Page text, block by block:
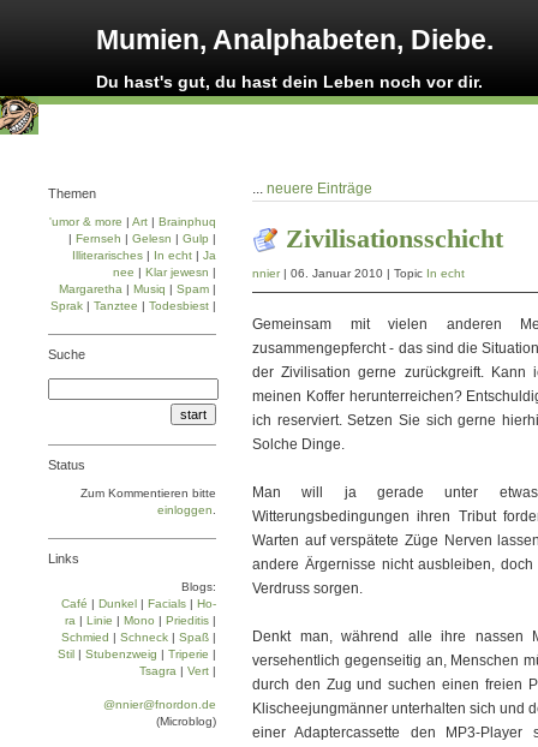
Mumien, Analphabeten, Diebe.
Du hast's gut, du hast dein Leben noch vor dir.
... neuere Einträge
Zivilisationsschicht
nnier| 06. Januar 2010 | Topic In echt
Gemeinsam mit vielen anderen
zusammengepfercht - das sind die
der Zivilisation gerne zurückgreift.
meinen Koffer herunterreichen?
ich reserviert. Setzen Sie sich gerne
Solche Dinge.
Man will ja gerade unter etwas
Witterungsbedingungen ihren Tribut
Warten auf verspätete Züge Nerven
andere Ärgernisse nicht ausbleiben,
Verdruss sorgen.
Denkt man, während alle ihre nassen
versehentlich gegenseitig an, Menschen
durch den Zug und suchen einen freien
Klischeejungmänner unterhalten sich und
einer Adaptercassette den MP3-
Themen
'umor & more | Art | Brainphuq
| Fernseh | Gelesn | Gulp |
Illiterarisches | In echt | Ja
nee | Klar jewesn |
Margaretha | Musiq | Spam |
Sprak | Tanztee | Todesbiest |
Suche
Status
Zum Kommentieren bitte
einloggen
Links
Blogs:
Café | Dun­kel | Facials | Ho­
ra | Linie | Mo­no | Prie­di­tis |
Schmied | Schneck | Spaß |
Stil | Stu­ben­zweig | Tri­pe­rie |
Tsa­gra | Vert |
@nnier@fnordon.de
(Microblog)